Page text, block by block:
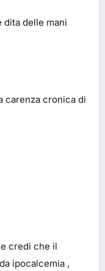
delle mani
carenza cronica di
credi che il
ipocalcemia ,